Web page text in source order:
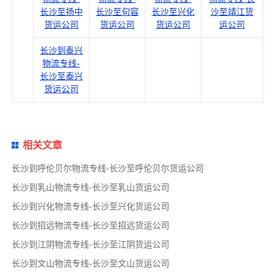
长沙至扬中
货运公司
长沙至句容
货运公司
长沙至兴化
货运公司
沙至靖江货
运公司
长沙到泰兴
物流专线-
长沙至泰兴
货运公司
相关文章
长沙到呼伦贝尔物流专线-长沙至呼伦贝尔货运公司
长沙到乳山物流专线-长沙至乳山货运公司
长沙到兴化物流专线-长沙至兴化货运公司
长沙到招远物流专线-长沙至招远货运公司
长沙到江阴物流专线-长沙至江阴货运公司
长沙到文山物流专线-长沙至文山货运公司